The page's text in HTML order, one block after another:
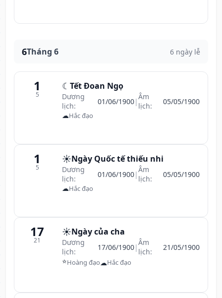
6Tháng 6 6 ngày lễ
1
5
☾ Tết Đoan Ngọ
Dương
lịch:
01/06/1900|Âm
lịch:
05/05/1900
☁Hắc đạo
1
5
☀️Ngày Quốc tế thiếu nhi
Dương
lịch:
01/06/1900|Âm
lịch:
05/05/1900
☁Hắc đạo
17
21
☀️Ngày của cha
Dương
lịch:
17/06/1900|Âm
lịch:
21/05/1900
⭐Hoàng đạo☁Hắc đạo